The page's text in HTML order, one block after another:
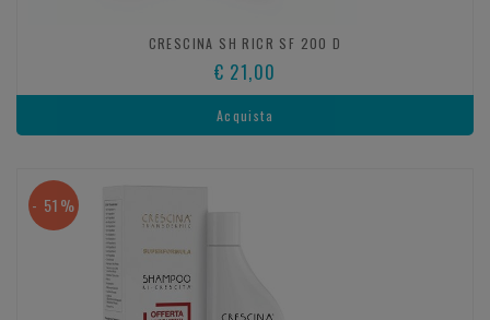
CRESCINA SH RICR SF 200 D
€ 21,00
Acquista
- 51%